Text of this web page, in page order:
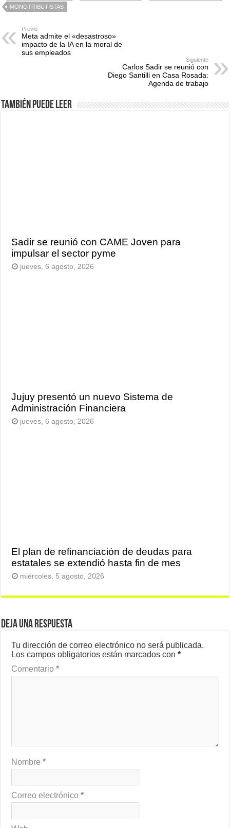
MONOTRIBUTISTAS
Previo
Meta admite el «desastroso»
impacto de la IA en la moral de
sus empleados
Siguiente
Carlos Sadir se reunió con
Diego Santilli en Casa Rosada:
Agenda de trabajo
También puede leer
Sadir se reunió con CAME Joven para
impulsar el sector pyme
jueves, 6 agosto, 2026
Jujuy presentó un nuevo Sistema de
Administración Financiera
jueves, 6 agosto, 2026
El plan de refinanciación de deudas para
estatales se extendió hasta fin de mes
miércoles, 5 agosto, 2026
Deja una respuesta
Tu dirección de correo electrónico no será publicada.
Los campos obligatorios están marcados con*
Comentario*
Nombre*
Correo electrónico*